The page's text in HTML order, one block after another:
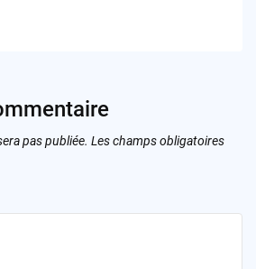
pas publiée. Les champs obligatoires